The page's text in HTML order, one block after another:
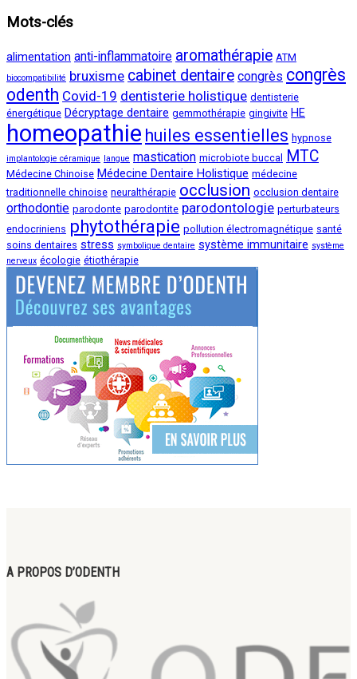
Mots-clés
alimentation anti-inflammatoire aromathérapie ATM
biocompatibilité bruxisme cabinet dentaire congrès congrès
odenth Covid-19 dentisterie holistique dentisterie
énergétique Décryptage dentaire gemmothérapie gingivite HE
homeopathie huiles essentielles hypnose
implantologie céramique langue mastication microbiote buccal MTC
Médecine Chinoise Médecine Dentaire Holistique médecine
traditionnelle chinoise neuralthérapie occlusion occlusion dentaire
orthodontie parodonte parodontite parodontologie perturbateurs
endocriniens phytothérapie pollution électromagnétique santé
soins dentaires stress symbolique dentaire système immunitaire système
nerveux écologie étiothérapie
A PROPOS D’ODENTH